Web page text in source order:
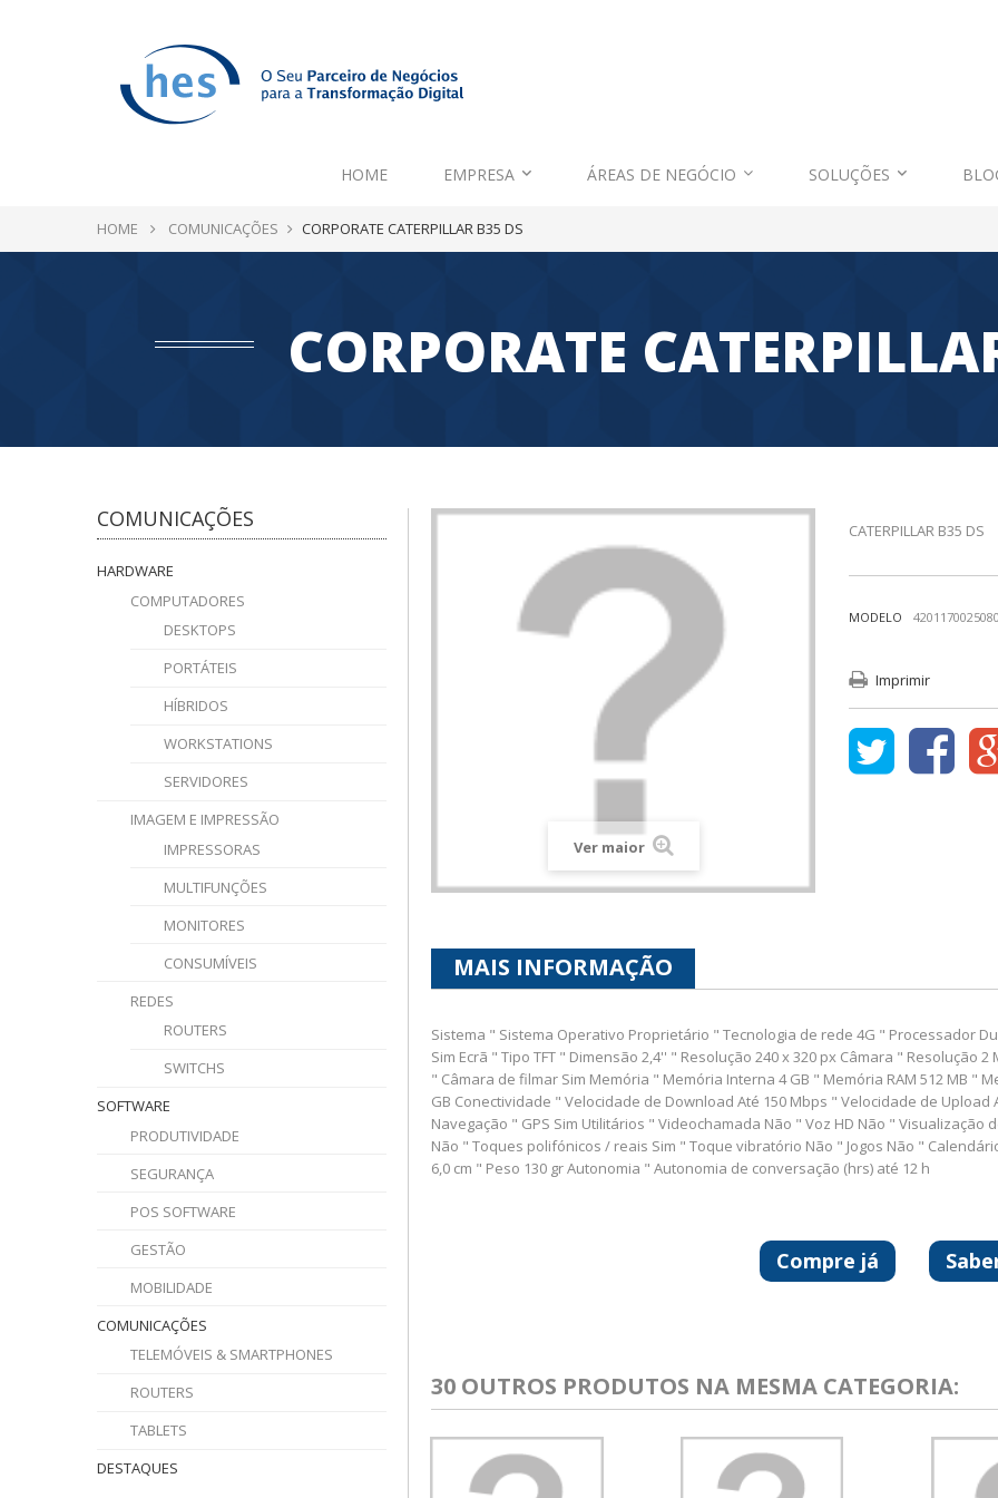
HOME EMPRESA ÁREAS DE NEGÓCIO SOLUÇÕES
HOME COMUNICAÇÕES CORPORATE CATERPILLAR B35 DS
CORPORATE
COMUNICAÇÕES
HARDWARE
COMPUTADORES
DESKTOPS
PORTÁTEIS
HÍBRIDOS
WORKSTATIONS
SERVIDORES
IMAGEM E IMPRESSÃO
IMPRESSORAS
MULTIFUNÇÕES
MONITORES
CONSUMÍVEIS
REDES
ROUTERS
SWITCHS
SOFTWARE
PRODUTIVIDADE
SEGURANÇA
POS SOFTWARE
GESTÃO
MOBILIDADE
COMUNICAÇÕES
TELEMÓVEIS & SMARTPHONES
ROUTERS
TABLETS
DESTAQUES
Ver maior
CATERPILLAR B35 DS
MODELO
Imprimir
MAIS INFORMAÇÃO
Sistema " Sistema Operativo Proprietário " Tecnologia de rede 4G " Processador
Sim Ecrã " Tipo TFT " Dimensão 2,4'' " Resolução 240 x 320 px Câmara " Resolução
" Câmara de filmar Sim Memória " Memória Interna 4 GB " Memória RAM 512 MB "
GB Conectividade " Velocidade de Download Até 150 Mbps " Velocidade de Upload
Navegação " GPS Sim Utilitários " Videochamada Não " Voz HD Não " Visualização
Não " Toques polifónicos / reais Sim " Toque vibratório Não " Jogos Não "
6,0 cm " Peso 130 gr Autonomia " Autonomia de conversação (hrs) até 12 h
Compre já
30 OUTROS PRODUTOS NA MESMA CATEGORIA: